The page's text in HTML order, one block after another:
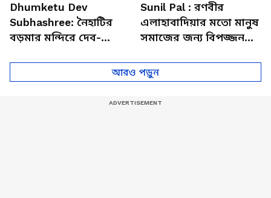
Dhumketu Dev
Subhashree: নৈহাটির
বড়মার মন্দিরে দেব-
Sunil Pal : রণবীর
এলাহাবাদিয়ার মতো মানুষ
সমাজের জন্য বিপজ্জনক :
আরও পড়ুন